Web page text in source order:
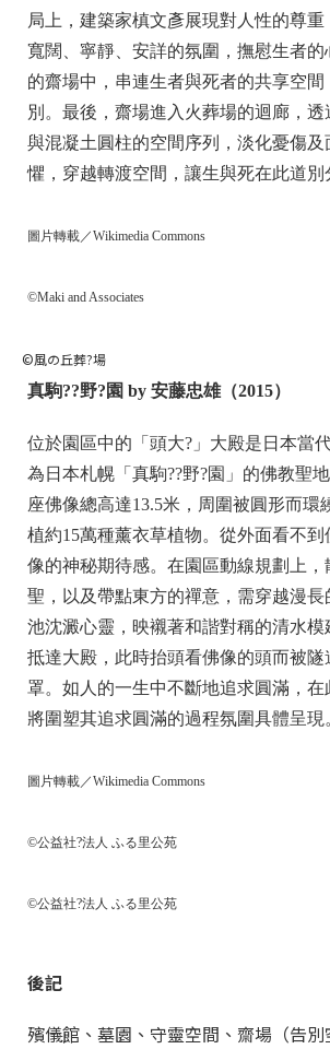
局上，建築家槙文彥展現對人性的尊
寬闊、寧靜、安詳的氛圍，撫慰生者
的齋場中，串連生者與死者的共享空
別。最後，齋場進入火葬場的迴廊，
與混凝土圓柱的空間序列，淡化憂傷及
懼，穿越轉渡空間，讓生與死在此道別
圖片轉載／Wikimedia Commons
©Maki and Associates
©風の丘葬?場
真駒??野?園 by 安藤忠雄（2015）
位於園區中的「頭大?」大殿是日本當
為日本札幌「真駒??野?園」的佛教聖
座佛像總高達13.5米，周圍被圓形而環
植約15萬種薰衣草植物。從外面看不到
像的神秘期待感。在園區動線規劃上，
聖，以及帶點東方的禪意，需穿越漫長
池沈澱心靈，映襯著和諧對稱的清水
抵達大殿，此時抬頭看佛像的頭而被隧
罩。如人的一生中不斷地追求圓滿，在
將圍塑其追求圓滿的過程氛圍具體呈現
圖片轉載／Wikimedia Commons
©公益社?法人 ふる里公苑
©公益社?法人 ふる里公苑
後記
殯儀館、墓園、守靈空間、齋場（告別